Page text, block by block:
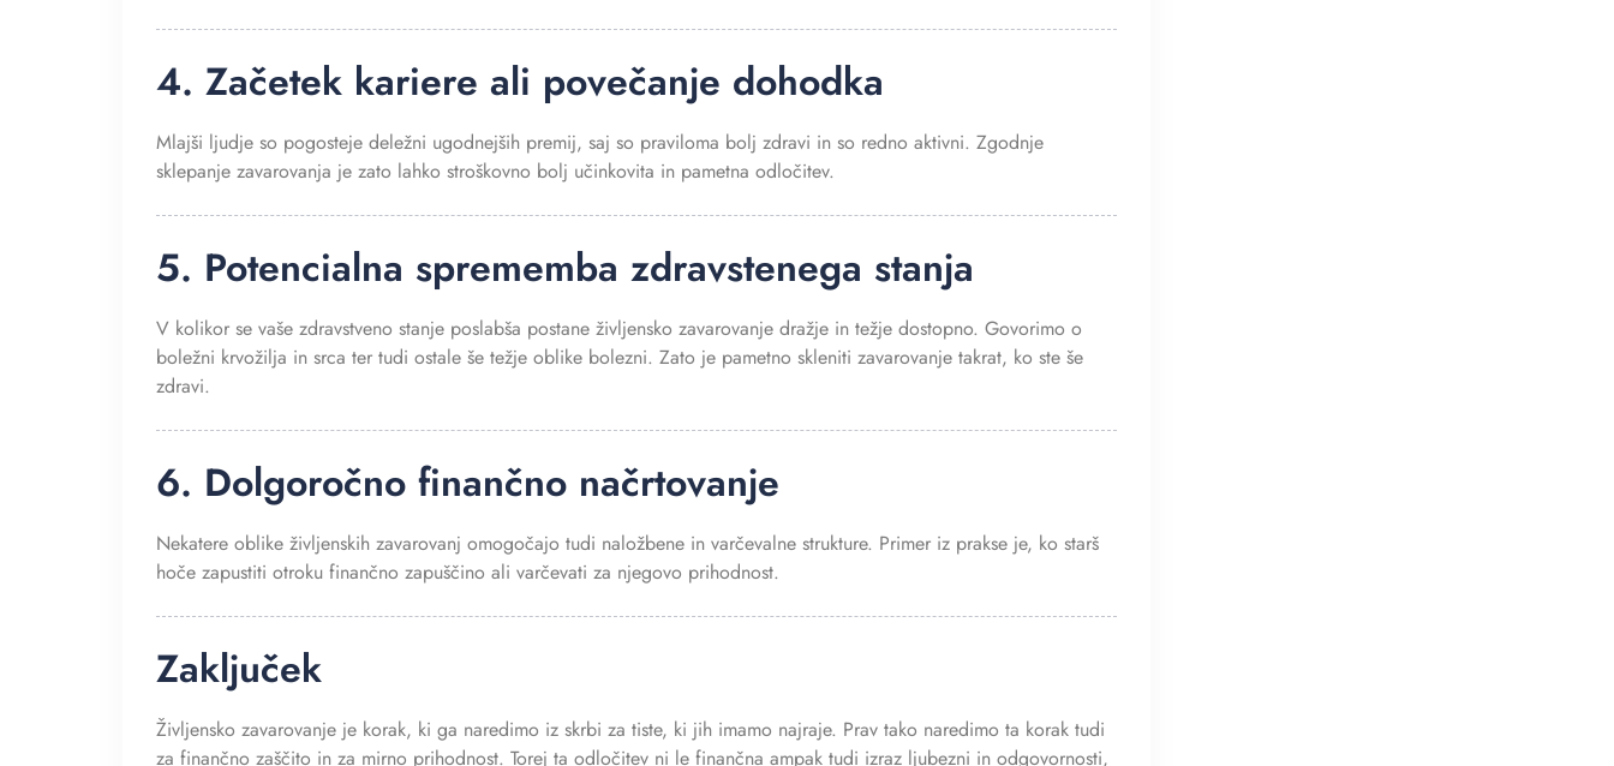
4. Začetek kariere ali povečanje dohodka
Mlajši ljudje so pogosteje deležni ugodnejših premij, saj so praviloma bolj zdravi in so redno aktivni. Zgodnje
sklepanje zavarovanja je zato lahko stroškovno bolj učinkovita in pametna odločitev.
5. Potencialna sprememba zdravstenega stanja
V kolikor se vaše zdravstveno stanje poslabša postane življensko zavarovanje dražje in težje dostopno. Govorimo o
boležni krvožilja in srca ter tudi ostale še težje oblike bolezni. Zato je pametno skleniti zavarovanje takrat, ko ste še
zdravi.
6. Dolgoročno finančno načrtovanje
Nekatere oblike življenskih zavarovanj omogočajo tudi naložbene in varčevalne strukture. Primer iz prakse je, ko starš
hoče zapustiti otroku finančno zapuščino ali varčevati za njegovo prihodnost.
Zaključek
Življensko zavarovanje je korak, ki ga naredimo iz skrbi za tiste, ki jih imamo najraje. Prav tako naredimo ta korak tudi
za finančno zaščito in za mirno prihodnost. Torej ta odločitev ni le finančna ampak tudi izraz ljubezni in odgovornosti,